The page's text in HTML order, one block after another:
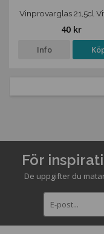
Vinprovarglas 21,5cl
40 kr
Info
För
De uppgifter du